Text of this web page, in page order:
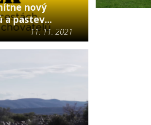
nový
a pastev...
11. 11. 2021